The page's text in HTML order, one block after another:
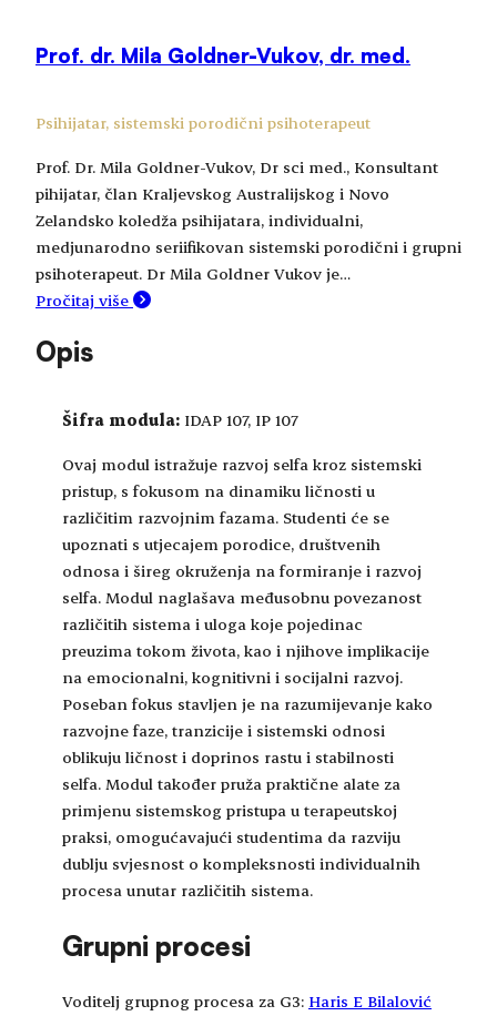
Prof. dr. Mila Goldner-Vukov, dr. med.
Psihijatar, sistemski porodični psihoterapeut
Prof. Dr. Mila Goldner-Vukov, Dr sci med., Konsultant
pihijatar, član Kraljevskog Australijskog i Novo
Zelandsko koledža psihijatara, individualni,
medjunarodno seriifikovan sistemski porodični i grupni
psihoterapeut. Dr Mila Goldner Vukov je…
Pročitaj više
Opis
Šifra modula: IDAP 107, IP 107
Ovaj modul istražuje razvoj selfa kroz sistemski
pristup, s fokusom na dinamiku ličnosti u
različitim razvojnim fazama. Studenti će se
upoznati s utjecajem porodice, društvenih
odnosa i šireg okruženja na formiranje i razvoj
selfa. Modul naglašava međusobnu povezanost
različitih sistema i uloga koje pojedinac
preuzima tokom života, kao i njihove implikacije
na emocionalni, kognitivni i socijalni razvoj.
Poseban fokus stavljen je na razumijevanje kako
razvojne faze, tranzicije i sistemski odnosi
oblikuju ličnost i doprinos rastu i stabilnosti
selfa. Modul također pruža praktične alate za
primjenu sistemskog pristupa u terapeutskoj
praksi, omogućavajući studentima da razviju
dublju svjesnost o kompleksnosti individualnih
procesa unutar različitih sistema.
Grupni procesi
Voditelj grupnog procesa za G3: Haris E Bilalović